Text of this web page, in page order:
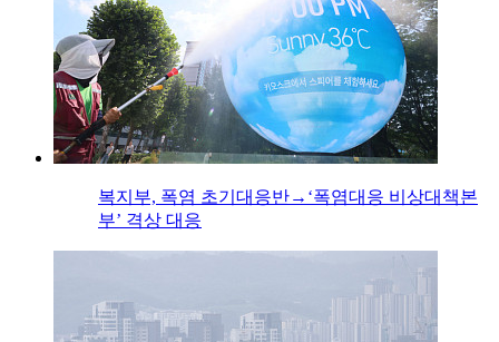
복지부, 폭염 초기대응반→‘폭염대응 비상대책본
부’ 격상 대응